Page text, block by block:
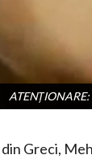
Greci,